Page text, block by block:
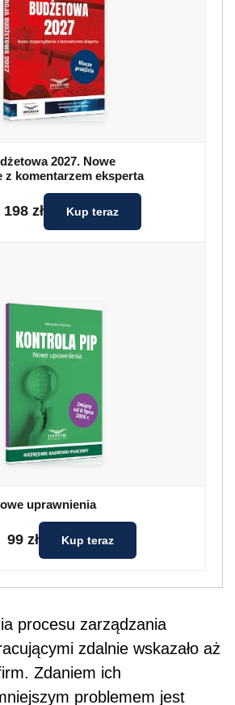
2027. Nowe
z komentarzem eksperta
198 zł Kup teraz
uprawnienia
99 zł Kup teraz
procesu zarządzania
zdalnie wskazało aż
Zdaniem ich
problemem jest